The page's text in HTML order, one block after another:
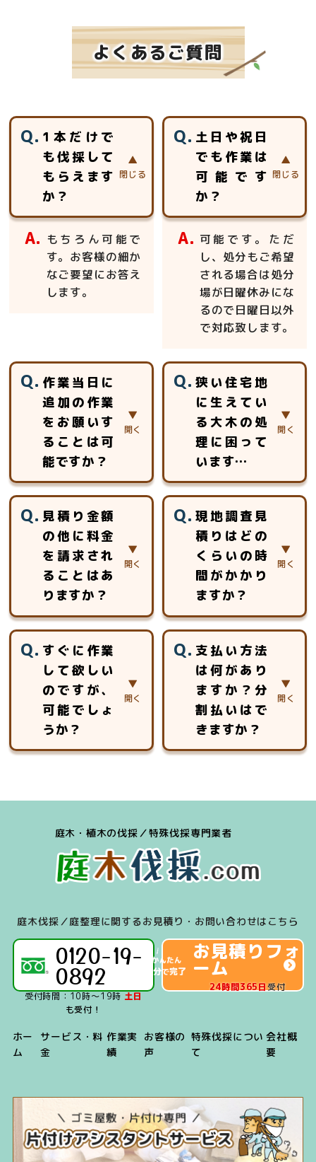
よくあるご質問
1本だけで
も伐採して
もらえます
か？
もちろん可能で
す。お客様の細か
なご要望にお答え
します。
土日や祝日
でも作業は
可能です
か？
可能です。ただ
し、処分もご希望
される場合は処分
場が日曜休みにな
るので日曜日以外
で対応致します。
作業当日に
追加の作業
をお願いす
ることは可
能ですか？
積りをさせて頂き
ご対応させていた
だきます。
狭い住宅地
に生えてい
る大木の処
理に困って
います…
高所作業車等が使
用できない場所で
も、ロープを使用
した特殊伐採で対
応いたします。ロ
別教育を受けた作
業員チームが安全
安心第一に作業致
します。
見積り金額
の他に料金
を請求され
ることはあ
りますか？
用を頂く事はあり
ません。
現地調査見
積りはどの
くらいの時
間がかかり
ますか？
のお時間をいただ
いております。
お見積りは、対象
となる木の大きさ
や幹の太さ、生え
車可能な場所、搬
し、金額をお出し
させていただきま
す。
すぐに作業
して欲しい
のですが、
可能でしょ
うか？
業のケースは多数
支払い方法
は何があり
ますか？分
割払いはで
きますか？
Mastercard、
キャッシュレス決
済（iD、交通系
Linepay）」のご
庭木・植木の伐採／特殊伐採専門業者
庭木伐採／庭整理に関するお見積り・お問い合わせはこちら
0120-19-
0892
受付時間：10時～19時 土日
も受付！
お見積りフォ
ーム
24時間365日受付
ホー
ム
サービス・料
金
作業実
績
お客様の
声
特殊伐採につい
て
会社概
要